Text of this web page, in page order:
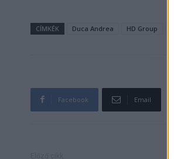
CÍMKÉK Duca Andrea HD Group
Facebook Email